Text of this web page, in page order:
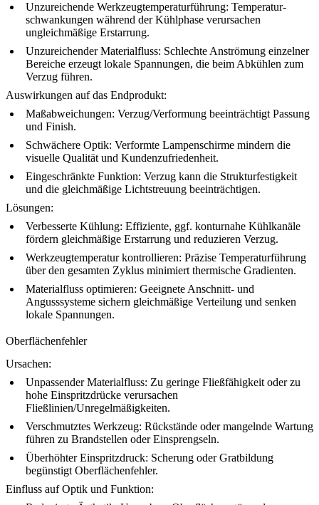
Unzureichende Werkzeugtemperaturführung: Temperatur­
schwankungen während der Kühlphase verursachen
ungleichmäßige Erstarrung.
Unzureichender Materialfluss: Schlechte Anströmung einzelner
Bereiche erzeugt lokale Spannungen, die beim Abkühlen zum
Verzug führen.
Auswirkungen auf das Endprodukt:
Maßabweichungen: Verzug/Verformung beeinträchtigt Passung
und Finish.
Schwächere Optik: Verformte Lampenschirme mindern die
visuelle Qualität und Kundenzufriedenheit.
Eingeschränkte Funktion: Verzug kann die Strukturfestigkeit
und die gleichmäßige Lichtstreuung beeinträchtigen.
Lösungen:
Verbesserte Kühlung: Effiziente, ggf. konturnahe Kühlkanäle
fördern gleichmäßige Erstarrung und reduzieren Verzug.
Werkzeugtemperatur kontrollieren: Präzise Temperaturführung
über den gesamten Zyklus minimiert thermische Gradienten.
Materialfluss optimieren: Geeignete Anschnitt- und
Angusssysteme sichern gleichmäßige Verteilung und senken
lokale Spannungen.
Oberflächenfehler
Ursachen:
Unpassender Materialfluss: Zu geringe Fließfähigkeit oder zu
hohe Einspritzdrücke verursachen
Fließlinien/Unregelmäßigkeiten.
Verschmutztes Werkzeug: Rückstände oder mangelnde Wartung
führen zu Brandstellen oder Einsprengseln.
Überhöhter Einspritzdruck: Scherung oder Gratbildung
begünstigt Oberflächenfehler.
Einfluss auf Optik und Funktion: